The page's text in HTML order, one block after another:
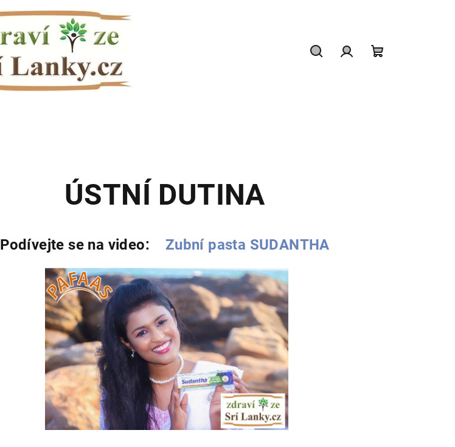
ÚSTNÍ DUTINA
Podívejte se na video: Zubní pasta SUDANTHA